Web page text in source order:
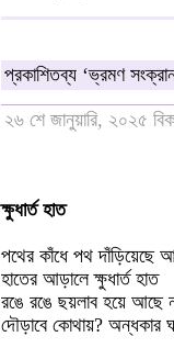
প্রকাশিতব্য ‘ভ্রমণ
২৬ শে জানুয়ারি, ২০২৫
ক্ষুধার্ত হাত
পথের কাঁধে পথ দাঁড়িয়েছে
হাতের আড়ালে ক্ষুধার্ত হাত
রঙে রঙে ছয়লাব হয়ে আছে
দৌড়াবে কোথায়?